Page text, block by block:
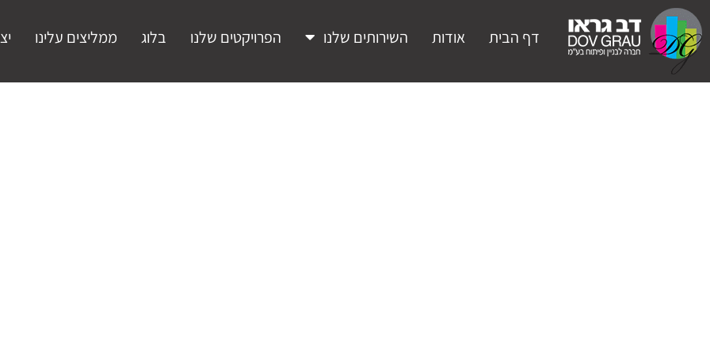
דף הבית אודות השירותים שלנו הפרויקטים שלנו בלוג ממליצים עלינו